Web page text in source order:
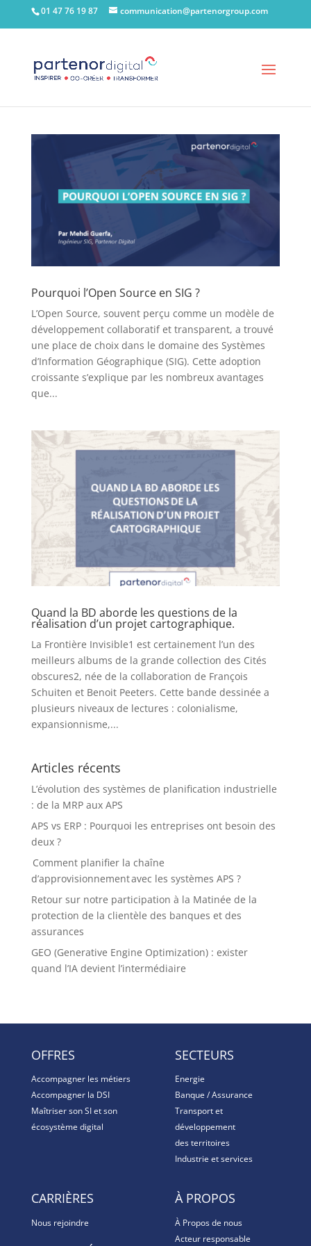
01 47 76 19 87 communication@partenorgroup.com
Pourquoi l’Open Source en SIG ?
L’Open Source, souvent perçu comme un modèle de
développement collaboratif et transparent, a trouvé
une place de choix dans le domaine des Systèmes
d’Information Géographique (SIG). Cette adoption
croissante s’explique par les nombreux avantages
que...
Quand la BD aborde les questions de la
réalisation d’un projet cartographique.
La Frontière Invisible1 est certainement l’un des
meilleurs albums de la grande collection des Cités
obscures2, née de la collaboration de François
Schuiten et Benoit Peeters. Cette bande dessinée a
plusieurs niveaux de lectures : colonialisme,
expansionnisme,...
Articles récents
L’évolution des systèmes de planification industrielle
: de la MRP aux APS
APS vs ERP : Pourquoi les entreprises ont besoin des
deux ?
Comment planifier la chaîne
d’approvisionnement avec les systèmes APS ?
Retour sur notre participation à la Matinée de la
protection de la clientèle des banques et des
assurances
GEO (Generative Engine Optimization) : exister
quand l’IA devient l’intermédiaire
OFFRES
Accompagner les métiers
Accompagner la DSI
Maîtriser son SI et son
écosystème digital
SECTEURS
Energie
Banque / Assurance
Transport et
développement
des territoires
Industrie et services
CARRIÈRES
Nous rejoindre
À PROPOS
À Propos de nous
Acteur responsable